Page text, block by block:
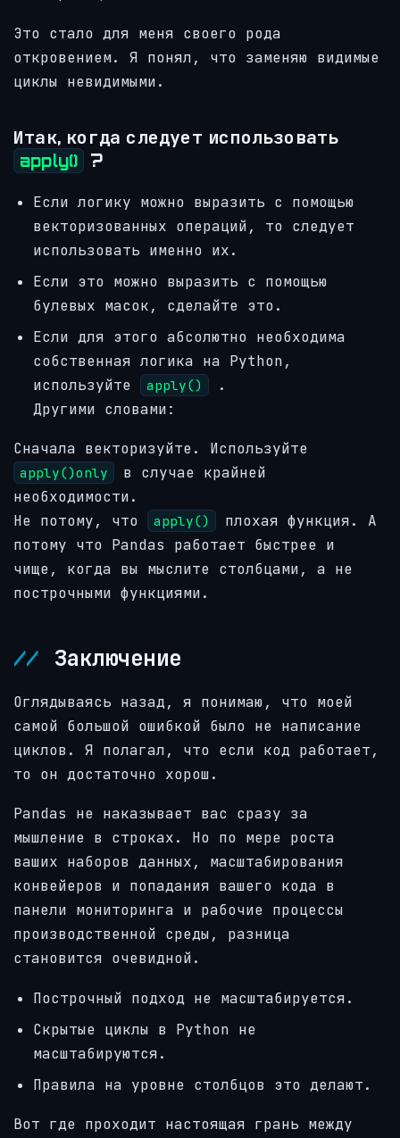
Это стало для меня своего рода
откровением. Я понял, что заменяю видимые
циклы невидимыми.
Итак, когда следует использовать
apply() ?
Если логику можно выразить с помощью
векторизованных операций, то следует
использовать именно их.
Если это можно выразить с помощью
булевых масок, сделайте это.
Если для этого абсолютно необходима
собственная логика на Python,
используйте
apply()
.
Другими словами:
Сначала векторизуйте. Используйте
apply()only
в случае крайней
необходимости.
Не потому, что
apply()
плохая функция. А
потому что Pandas работает быстрее и
чище, когда вы мыслите столбцами, а не
построчными функциями.
Заключение
Оглядываясь назад, я понимаю, что моей
самой большой ошибкой было не написание
циклов. Я полагал, что если код работает,
то он достаточно хорош.
Pandas не наказывает вас сразу за
мышление в строках. Но по мере роста
ваших наборов данных, масштабирования
конвейеров и попадания вашего кода в
панели мониторинга и рабочие процессы
производственной среды, разница
становится очевидной.
Построчный подход не масштабируется.
Скрытые циклы в Python не
масштабируются.
Правила на уровне столбцов это делают.
Вот где проходит настоящая грань между